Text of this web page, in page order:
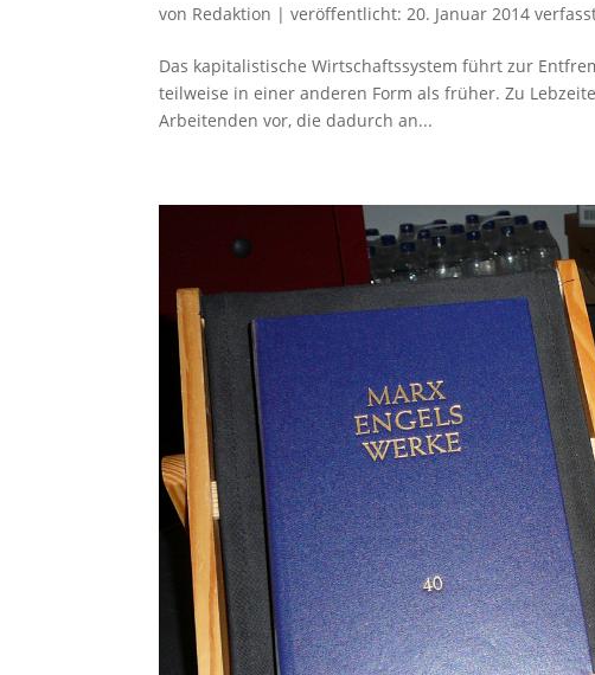
von Redaktion |veröffentlicht:20. Januar 2014
Das kapitalistische Wirtschaftssystem führt zur
teilweise in einer anderen Form als früher. Zu
Arbeitenden vor, die dadurch an...